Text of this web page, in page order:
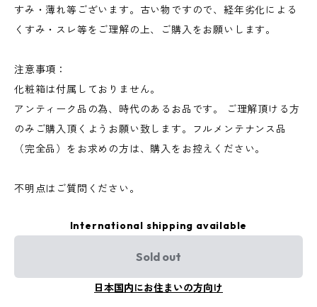
すみ・薄れ等ございます。古い物ですので、経年劣化による
くすみ・スレ等をご理解の上、ご購入をお願いします。
注意事項：
化粧箱は付属しておりません。
アンティーク品の為、時代のあるお品です。 ご理解頂ける方
のみご購入頂くようお願い致します。フルメンテナンス品
（完全品）をお求めの方は、購入をお控えください。
不明点はご質問ください。
International shipping available
Sold out
日本国内にお住まいの方向け